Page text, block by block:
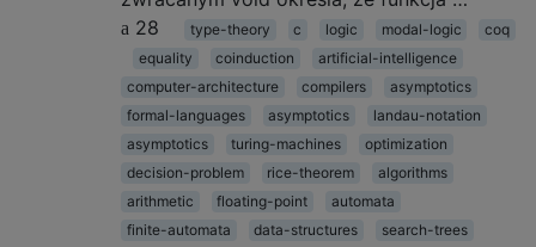
28
type-theory c logic modal-logic
coq
equality
coinduction
artificial-intelligence
computer-architecture
compilers
asymptotics
formal-languages
asymptotics
landau-notation
asymptotics
turing-machines
optimization
decision-problem
rice-theorem
algorithms
arithmetic
floating-point
automata
finite-automata
data-structures
search-trees